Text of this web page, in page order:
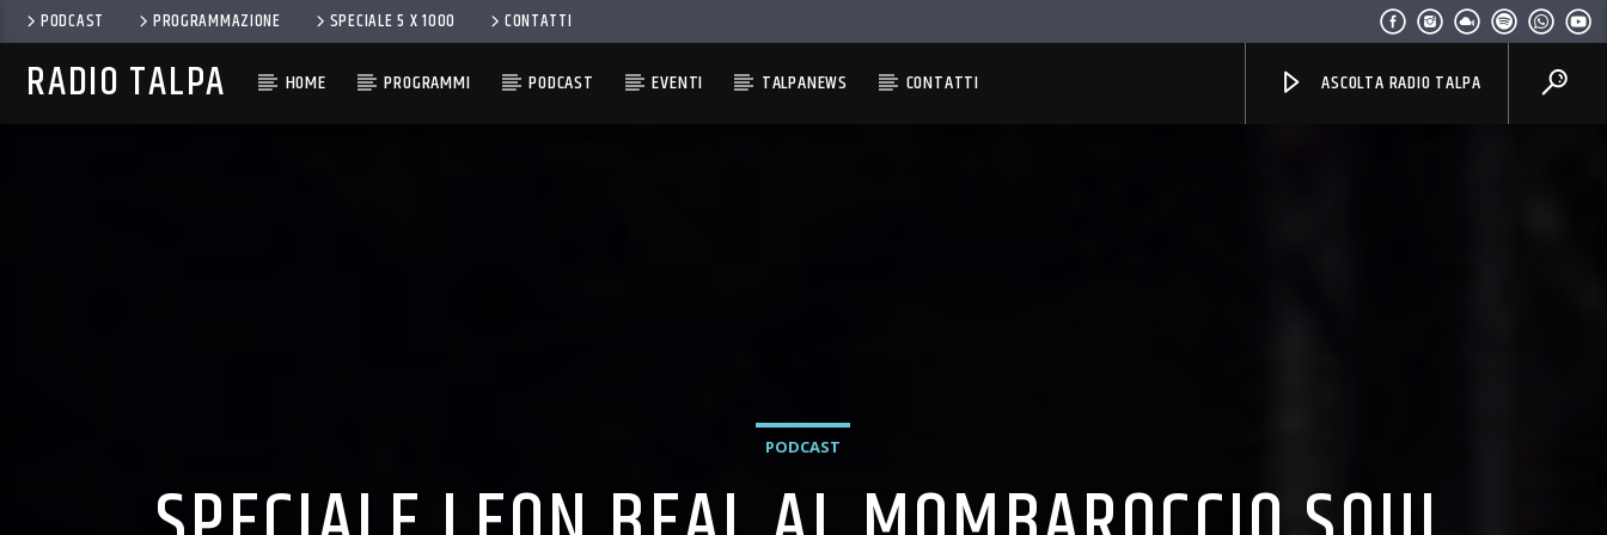
PODCAST PROGRAMMAZIONE SPECIALE 5 X 1000 CONTATTI
RADIO TALPA HOME PROGRAMMI PODCAST EVENTI TALPANEWS CONTATTI ASCOLTA RADIO TALPA
PODCAST